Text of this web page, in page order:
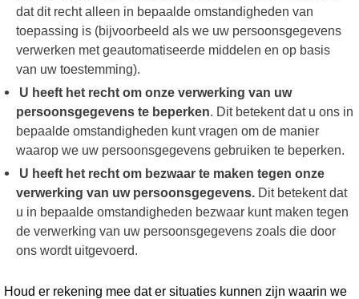
dat dit recht alleen in bepaalde omstandigheden van
toepassing is (bijvoorbeeld als we uw persoonsgegevens
verwerken met geautomatiseerde middelen en op basis
van uw toestemming).
U heeft het recht om onze verwerking van uw
persoonsgegevens te beperken. Dit betekent dat u ons in
bepaalde omstandigheden kunt vragen om de manier
waarop we uw persoonsgegevens gebruiken te beperken.
U heeft het recht om bezwaar te maken tegen onze
verwerking van uw persoonsgegevens. Dit betekent dat
u in bepaalde omstandigheden bezwaar kunt maken tegen
de verwerking van uw persoonsgegevens zoals die door
ons wordt uitgevoerd.
Houd er rekening mee dat er situaties kunnen zijn waarin we